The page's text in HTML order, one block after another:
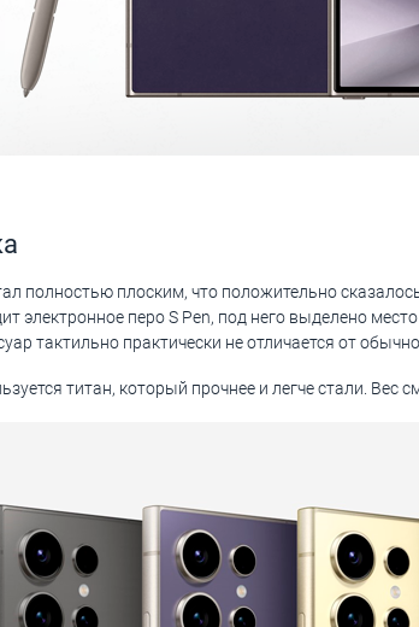
полностью плоским, что положительно
электронное перо S Pen, под него выделено
тактильно практически не отличается от
титан, который прочнее и легче стали. Вес